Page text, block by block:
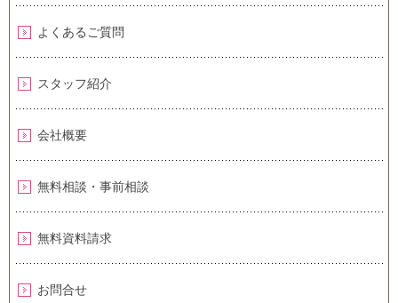
よくあるご質問
スタッフ紹介
会社概要
無料相談・事前相談
無料資料請求
お問合せ